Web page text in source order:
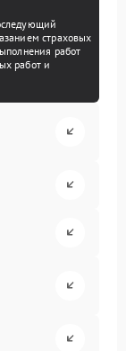
страховых
работ
работ и